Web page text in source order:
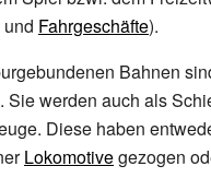
und Fahrgeschäfte).
Bahnen
Sie werden auch als
Diese haben
Lokomotivegezogen